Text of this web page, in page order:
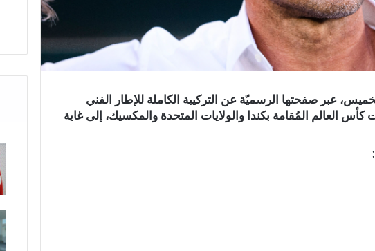
عبر صفحتها الرسميّة عن التركيبة الكاملة للإطار الفني
كأس العالم المُقامة بكندا والولايات المتحدة والمكسيك، إلى غاية